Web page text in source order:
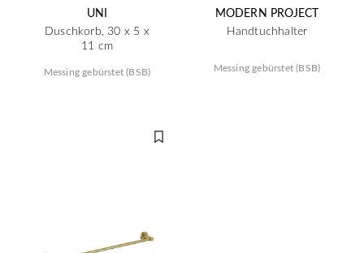
UNI
Duschkorb, 30 x 5 x
11 cm
Messing gebürstet (BSB)
MODERN PROJECT
Handtuchhalter
Messing gebürstet (BSB)